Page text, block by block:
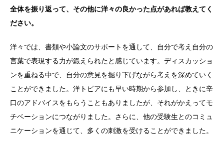
全体を振り返って、その他に洋々の良かった点があれば教えてく
ださい。
洋々では、書類や小論文のサポートを通して、自分で考え自分の
言葉で表現する力が鍛えられたと感じています。ディスカッショ
ンを重ねる中で、自分の意見を掘り下げながら考えを深めていく
ことができました。洋トピアにも早い時期から参加し、ときに辛
口のアドバイスをもらうこともありましたが、それがかえってモ
チベーションにつながりました。さらに、他の受験生とのコミュ
ニケーションを通じて、多くの刺激を受けることができました。